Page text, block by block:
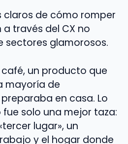
claros de cómo romper
través del CX no
sectores glamorosos.
un producto que
mayoría de
en casa. Lo
solo una mejor taza:
lugar», un
y el hogar donde